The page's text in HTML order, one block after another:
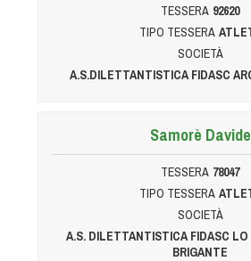
TESSERA 92620
TIPO TESSERA
SOCIETÀ
A.S.DILETTANTISTICA FIDASC
Samorè Davide
TESSERA 78047
TIPO TESSERA
SOCIETÀ
A.S. DILETTANTISTICA FIDASC
BRIGANTE
English e
Tiro a Palla
Tiro con
Field Target
Paintball